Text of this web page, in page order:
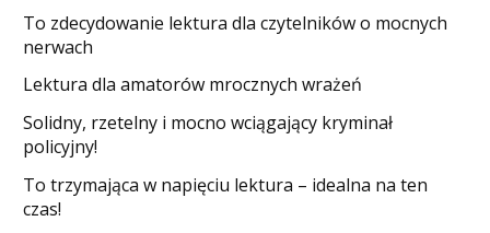
​To zdecydowanie lektura dla czytelników o mocnych
nerwach
Lektura dla amatorów mrocznych wrażeń
Solidny, rzetelny i mocno wciągający kryminał
policyjny!
​To trzymająca w napięciu lektura – idealna na ten
czas!